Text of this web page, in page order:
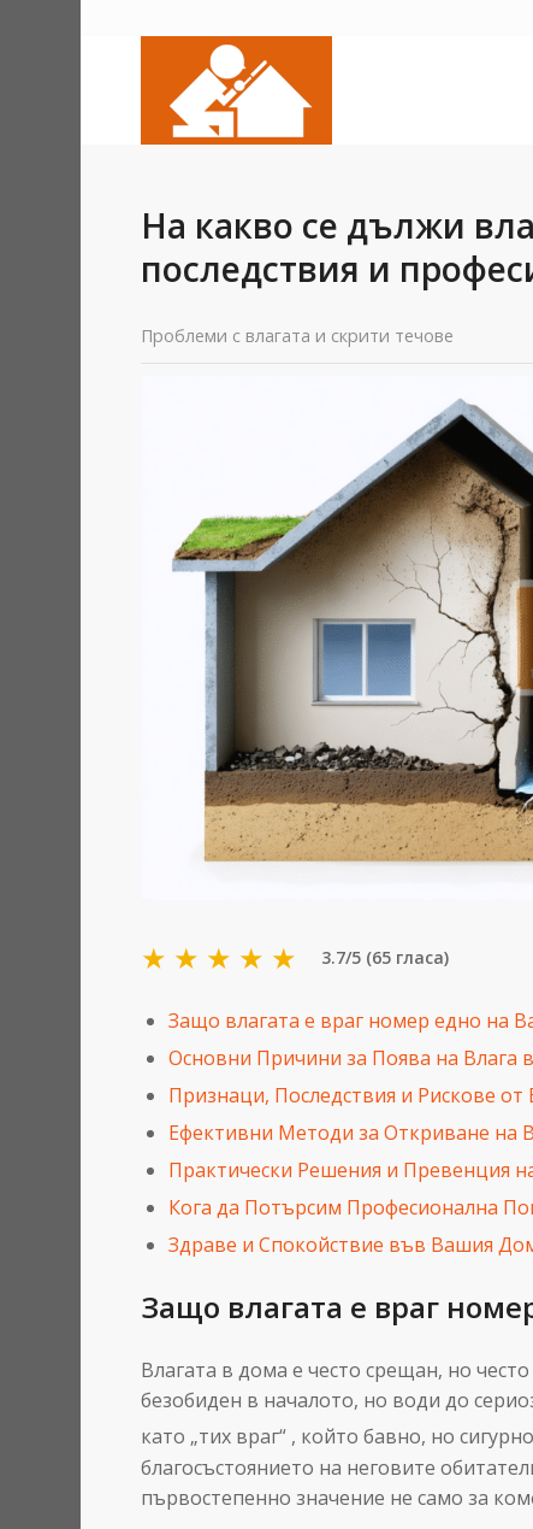
На какво се дължи
последствия и
Проблеми с влагата и скрити течове
★
★
★
★
★ 3.7/5 (65 гласа)
Защо влагата е враг номер едно на
Основни Причини за Поява на Влага
Признаци, Последствия и Рискове
Ефективни Методи за Откриване на
Практически Решения и Превенция
Кога да Потърсим Професионална
Здраве и Спокойствие във Вашия
Защо влагата е враг
Влагата в дома е често срещан, но
безобиден в началото, но води до
като „тих враг“ , който бавно, но
благосъстоянието на неговите
първостепенно значение не само за